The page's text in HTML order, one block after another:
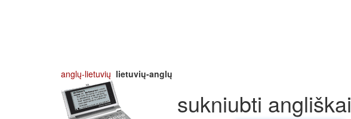
anglų-lietuvių lietuvių-anglų
sukniubti angliškai